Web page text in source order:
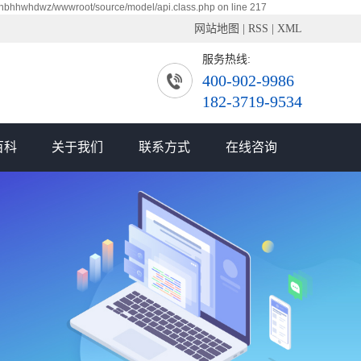
wwwroot/source/model/api.class.php on line 217
网站地图 RSS XML
服务热线:
400-902-9986
182-3719-9534
科 关于我们
资质荣誉
联系方式 在线咨询